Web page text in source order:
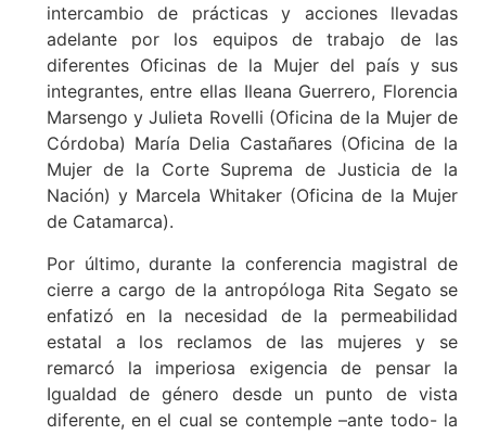
intercambio de prácticas y acciones llevadas
adelante por los equipos de trabajo de las
diferentes Oficinas de la Mujer del país y sus
integrantes, entre ellas Ileana Guerrero, Florencia
Marsengo y Julieta Rovelli (Oficina de la Mujer de
Córdoba) María Delia Castañares (Oficina de la
Mujer de la Corte Suprema de Justicia de la
Nación) y Marcela Whitaker (Oficina de la Mujer
de Catamarca).
Por último, durante la conferencia magistral de
cierre a cargo de la antropóloga Rita Segato se
enfatizó en la necesidad de la permeabilidad
estatal a los reclamos de las mujeres y se
remarcó la imperiosa exigencia de pensar la
Igualdad de género desde un punto de vista
diferente, en el cual se contemple –ante todo- la